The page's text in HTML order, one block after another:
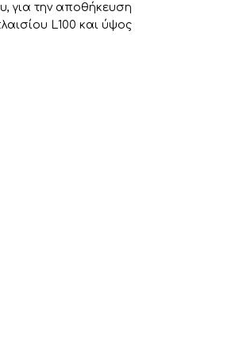
για την αποθήκευση
L100 και ύψος